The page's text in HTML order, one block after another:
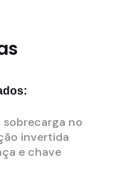
sobrecarga no
invertida
e chave